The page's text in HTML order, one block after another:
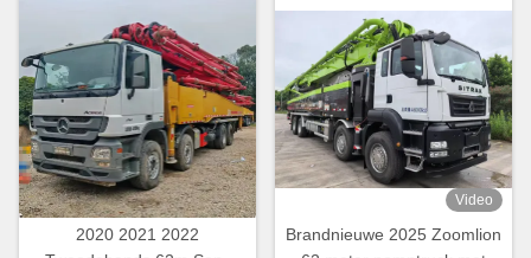
2020 2021 2022
Video
Brandnieuwe 2025 Zoomlion